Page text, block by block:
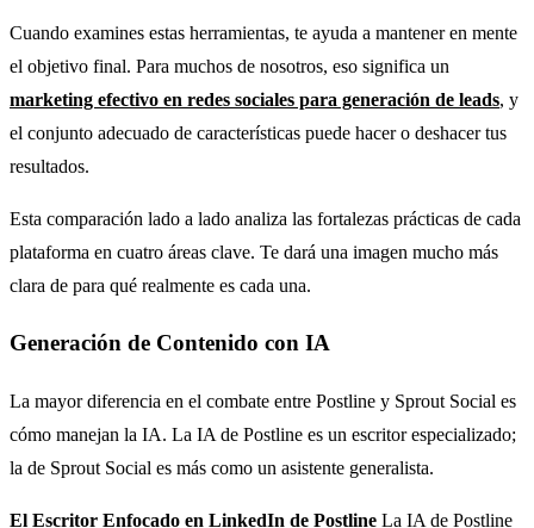
Cuando examines estas herramientas, te ayuda a mantener en mente
el objetivo final. Para muchos de nosotros, eso significa un
marketing efectivo en redes sociales para generación de leads, y
el conjunto adecuado de características puede hacer o deshacer tus
resultados.
Esta comparación lado a lado analiza las fortalezas prácticas de cada
plataforma en cuatro áreas clave. Te dará una imagen mucho más
clara de para qué realmente es cada una.
Generación de Contenido con IA
La mayor diferencia en el combate entre Postline y Sprout Social es
cómo manejan la IA. La IA de Postline es un escritor especializado;
la de Sprout Social es más como un asistente generalista.
El Escritor Enfocado en LinkedIn de Postline La IA de Postline